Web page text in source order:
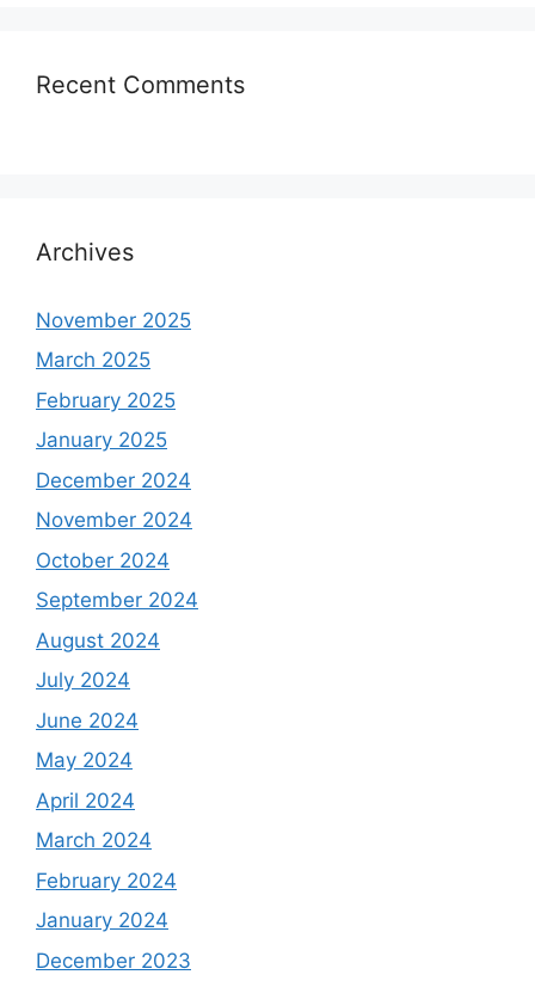
Recent Comments
Archives
November 2025
March 2025
February 2025
January 2025
December 2024
November 2024
October 2024
September 2024
August 2024
July 2024
June 2024
May 2024
April 2024
March 2024
February 2024
January 2024
December 2023